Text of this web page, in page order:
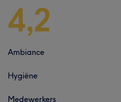
4,2
Ambiance
Hygiëne
Medewerkers